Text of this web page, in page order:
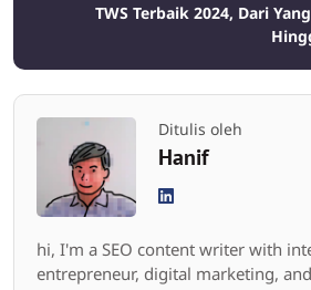
TWS Terbaik 2024, Dari
Ditulis oleh
Hanif
hi, I'm a SEO content writer with
entrepreneur, digital marketing,